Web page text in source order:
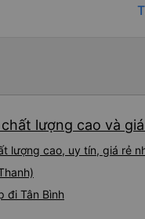
lượng cao và
lượng cao, uy tín, giá rẻ
đi Tân Bình